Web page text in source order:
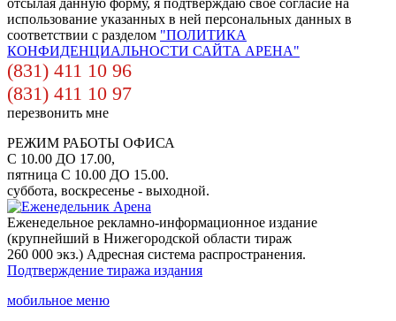
отсылая данную форму, я подтверждаю свое согласие на
использование указанных в ней персональных данных в
соответствии с разделом "ПОЛИТИКА
КОНФИДЕНЦИАЛЬНОСТИ САЙТА АРЕНА"
(831) 411 10 96
(831) 411 10 97
перезвонить мне
РЕЖИМ РАБОТЫ ОФИСА
С 10.00 ДО 17.00,
пятница С 10.00 ДО 15.00.
суббота, воскресенье - выходной.
Еженедельное рекламно-информационное издание
(крупнейший в Нижегородской области тираж
260 000 экз.) Адресная система распространения.
Подтверждение тиража издания
мобильное меню